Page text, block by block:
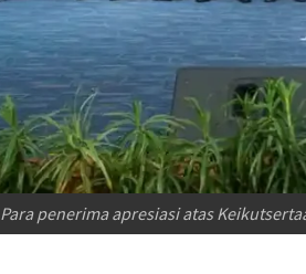
Para penerima apresiasi atas